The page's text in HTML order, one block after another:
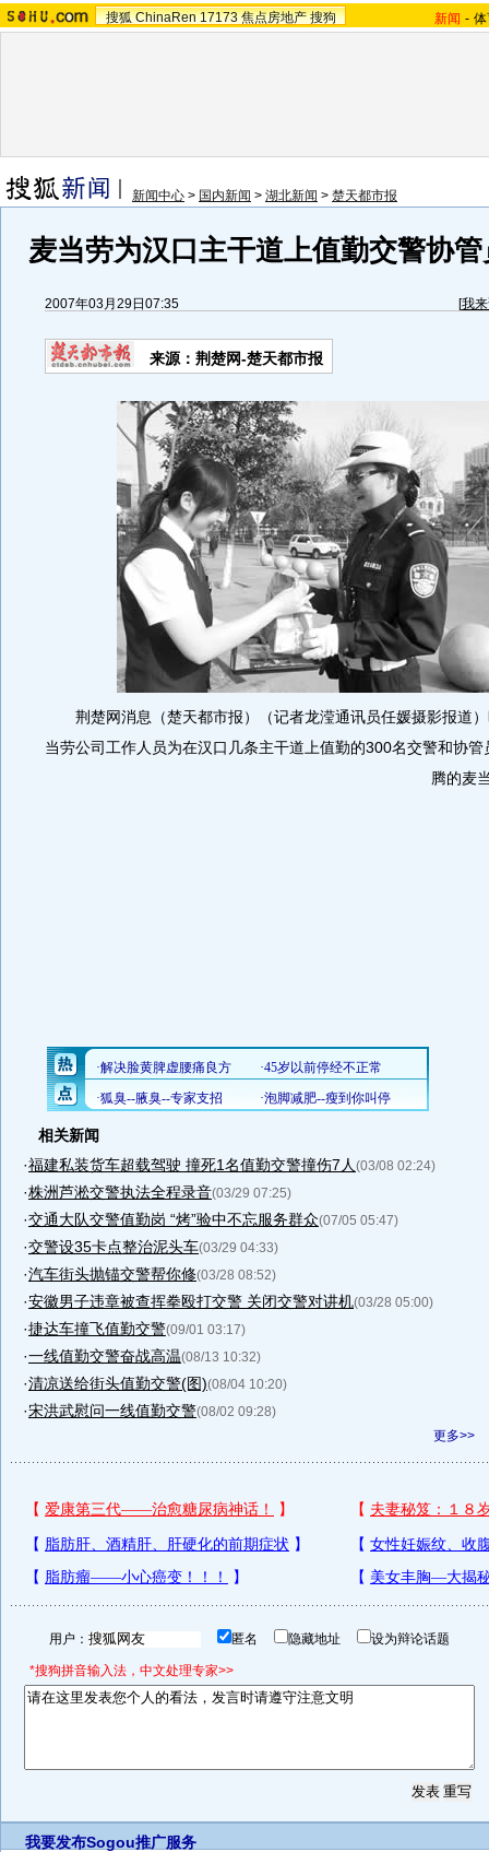
搜狐 ChinaRen 17173 焦点房地产 搜狗 新闻 -
新闻中心 > 国内新闻 > 湖北新闻 > 楚天都市报
麦当劳为汉口主干道上值勤交警协
2007年03月29日07:35 [我
来源：荆楚网-楚天都市报
荆楚网消息（楚天都市报）（记者龙滢通讯员任媛摄影报道）
当劳公司工作人员为在汉口几条主干道上值勤的300名交警和协
腾的麦
相关新闻
·福建私装货车超载驾驶 撞死1名值勤交警撞伤7人 (03/08 02:24)
·株洲芦淞交警执法全程录音(03/29 07:25)
·交通大队交警值勤岗 “烤”验中不忘服务群众(07/05 05:47)
·交警设35卡点整治泥头车(03/29 04:33)
·汽车街头抛锚交警帮你修(03/28 08:52)
·安徽男子违章被查挥拳殴打交警 关闭交警对讲机(03/28 05:00)
·捷达车撞飞值勤交警(09/01 03:17)
·一线值勤交警奋战高温(08/13 10:32)
·清凉送给街头值勤交警(图)(08/04 10:20)
·宋洪武慰问一线值勤交警(08/02 09:28)
更多>>
用户： 匿名 隐藏地址 设为辩论话题
*搜狗拼音输入法，中文处理专家>>
我要发布Sogou推广服务